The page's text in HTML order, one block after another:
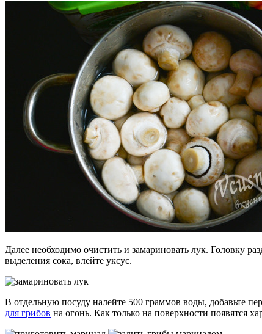
Далее необходимо очистить и замариновать лук. Головку
выделения сока, влейте уксус.
В отдельную посуду налейте 500 граммов воды, добавьте
для грибов на огонь. Как только на поверхности появятся